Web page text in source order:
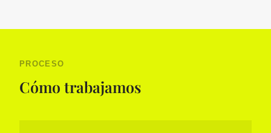
PROCESO
Cómo trabajamos